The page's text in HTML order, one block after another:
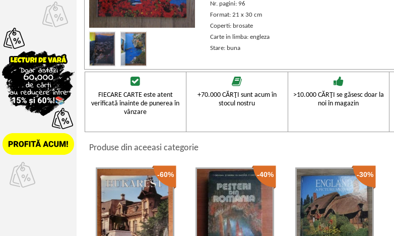
Nr. pagini: 96
Format: 21 x 30 cm
Coperti: brosate
Carte in limba: engleza
Stare: buna
FIECARE CARTE este atent
verificată înainte de punerea în
vânzare
+70.000 CĂRŢI sunt acum în
stocul nostru
>10.000 CĂRŢI se găsesc doar la
noi în magazin
Produse din aceeasi categorie
-60% -40% -30%